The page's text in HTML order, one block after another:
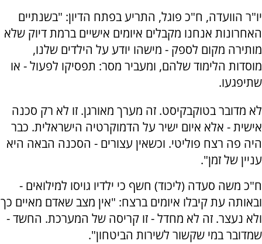
יו"ר הוועדה, ח"כ פוגל, התריע בפתח הדיון: "בשנתיים
האחרונות אנחנו מקבלים איומים אישיים ברמת דיוק שלא
מותירה מקום לספק - מישהו יודע על הילדים שלנו,
מוסדות הלימוד שלהם, ומעביר מסר: תפסיקו לפעול - או
שתיפגעו.
לא מדובר בטוקבקיסט. זה מערך מאורגן. זו לא רק סכנה
אישית - אלא איום ישיר על הדמוקרטיה הישראלית. כבר
היה פה רצח פוליטי. וכשאין עצורים - הסכנה הבאה היא
עניין של זמן".
ח"כ משה סעדה (ליכוד) חשף כי ילדיו גויסו למילואים -
ובאותה עת קיבלו איומים ברצח: "אין מצב שאדם מאיים כך
ולא נעצר. זה לא מחדל - זו קריסה של המערכת. החשד -
שמדובר במי שקשור לשירות הביטחון".